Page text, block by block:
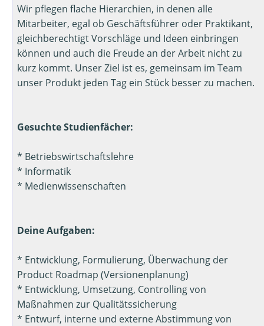
Wir pflegen flache Hierarchien, in denen alle
Mitarbeiter, egal ob Geschäftsführer oder Praktikant,
gleichberechtigt Vorschläge und Ideen einbringen
können und auch die Freude an der Arbeit nicht zu
kurz kommt. Unser Ziel ist es, gemeinsam im Team
unser Produkt jeden Tag ein Stück besser zu machen.
Gesuchte Studienfächer:
* Betriebswirtschaftslehre
* Informatik
* Medienwissenschaften
Deine Aufgaben:
* Entwicklung, Formulierung, Überwachung der
Product Roadmap (Versionenplanung)
* Entwicklung, Umsetzung, Controlling von
Maßnahmen zur Qualitätssicherung
* Entwurf, interne und externe Abstimmung von